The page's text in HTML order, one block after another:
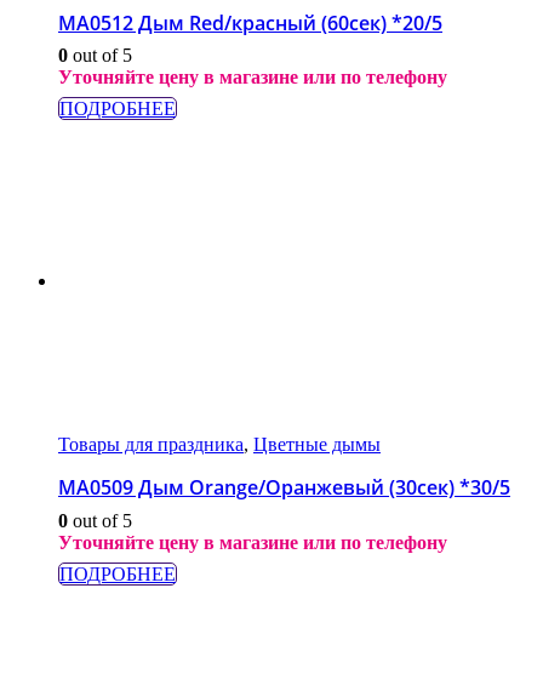
МА0512 Дым Red/красный (60сек) *20/5
0 out of 5
Уточняйте цену в магазине или по телефону
ПОДРОБНЕЕ
Товары для праздника, Цветные дымы
МА0509 Дым Orange/Оранжевый (30сек) *30/5
0 out of 5
Уточняйте цену в магазине или по телефону
ПОДРОБНЕЕ